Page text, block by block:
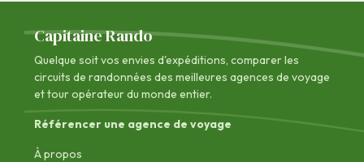
Capitaine Rando
Quelque soit vos envies d'expéditions, comparer les
circuits de randonnées des meilleures agences de voyage
et tour opérateur du monde entier.
Référencer une agence de voyage
À propos